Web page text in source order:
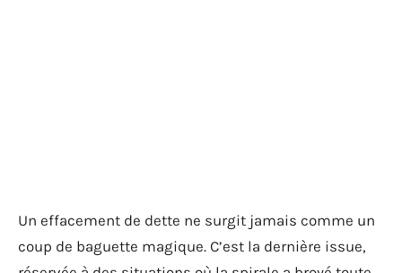
Un effacement de dette ne surgit jamais comme un
coup de baguette magique. C’est la dernière issue,